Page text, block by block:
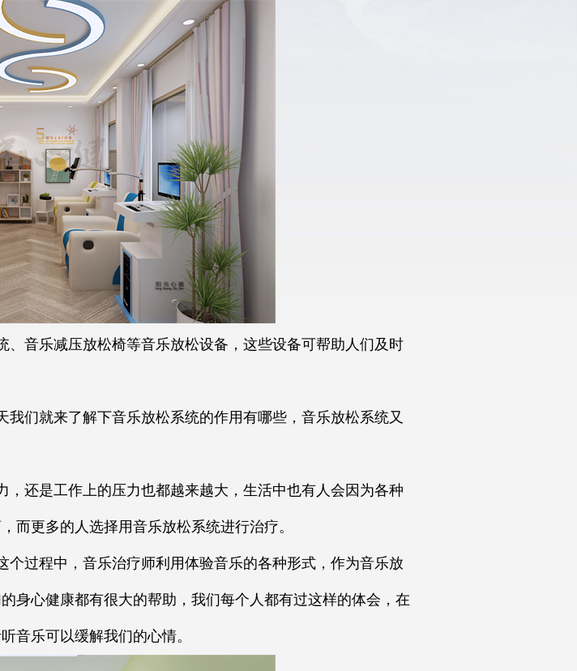
、音乐减压放松椅等音乐放松设备，这些设备可帮助人们及时
们就来了解下音乐放松系统的作用有哪些，音乐放松系统又
还是工作上的压力也都越来越大，生活中也有人会因为各种
而更多的人选择用音乐放松系统进行治疗。
过程中，音乐治疗师利用体验音乐的各种形式，作为音乐放
身心健康都有很大的帮助，我们每个人都有过这样的体会，在
音乐可以缓解我们的心情。